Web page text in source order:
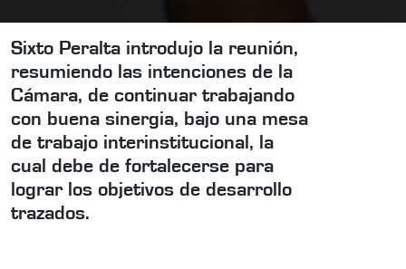
Sixto Peralta introdujo la reunión,
resumiendo las intenciones de la
Cámara, de continuar trabajando
con buena sinergia, bajo una mesa
de trabajo interinstitucional, la
cual debe de fortalecerse para
lograr los objetivos de desarrollo
trazados.